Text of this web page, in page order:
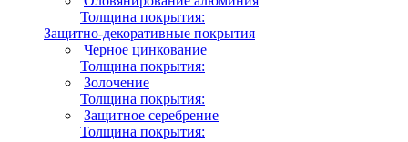
Толщина покрытия:
Защитно-декоративные покрытия
Черное цинкование
Толщина покрытия:
Золочение
Толщина покрытия:
Защитное серебрение
Толщина покрытия: